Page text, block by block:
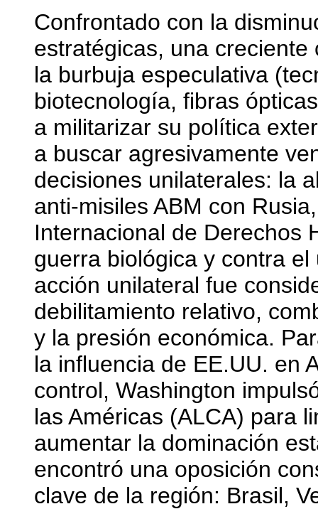
Confrontado con la
estratégicas, una
la burbuja especulativa
biotecnología, fibras
a militarizar su política
a buscar agresivamente
decisiones unilaterales: la
anti-misiles ABM con
Internacional de Derechos
guerra biológica y contra
acción unilateral fue
debilitamiento relativo,
y la presión económica.
la influencia de EE.UU. en
control, Washington
las Américas (ALCA) para
aumentar la dominación
encontró una oposición
clave de la región: Brasil,